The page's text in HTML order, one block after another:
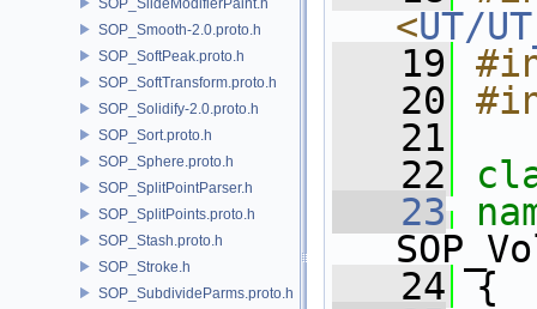
SOP_Smooth-2.0.proto.h
SOP_SoftPeak.proto.h
SOP_SoftTransform.proto.h
SOP_Solidify-2.0.proto.h
SOP_Sort.proto.h
SOP_Sphere.proto.h
SOP_SplitPointParser.h
SOP_SplitPoints.proto.h
SOP_Stash.proto.h
SOP_Stroke.h
SOP_SubdivideParms.proto.h
<UT/
   19
   20
   21
   22
   23
   24
{